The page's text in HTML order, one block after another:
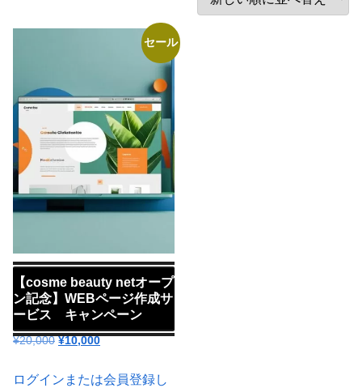
セール
【cosme beauty netオープ
ン記念】WEBページ作成サ
ービス キャンペーン
¥20,000 元
価
¥10,000現
の
ログインまたは会員登録し